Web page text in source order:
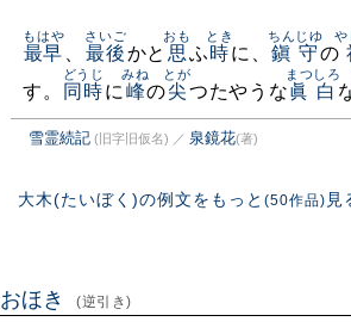
最早
もはや
最後
さいご
かと 思
おも
ふ時
とき
に、 鎭守
ちんじゆ
の
や
す。
同時
どうじ
に 峰
みね
の尖
とが
つたやうな眞白
まつしろ
雪霊続記 (旧字旧仮名) ／ 泉鏡花(著)
大木(たいぼく)の例文をもっと (50作品) 見
おほき (逆引き)